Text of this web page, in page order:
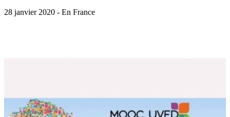
28 janvier 2020 - En France